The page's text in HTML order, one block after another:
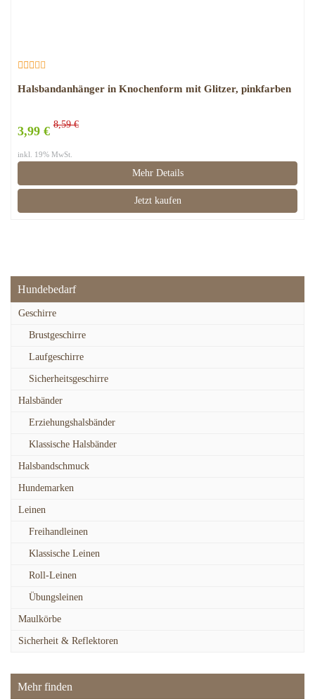
Halsbandanhänger in Knochenform mit Glitzer, pinkfarben
3,99 € 8,59 €
inkl. 19% MwSt.
Mehr Details
Jetzt kaufen
Hundebedarf
Geschirre
Brustgeschirre
Laufgeschirre
Sicherheitsgeschirre
Halsbänder
Erziehungshalsbänder
Klassische Halsbänder
Halsbandschmuck
Hundemarken
Leinen
Freihandleinen
Klassische Leinen
Roll-Leinen
Übungsleinen
Maulkörbe
Sicherheit & Reflektoren
Mehr finden